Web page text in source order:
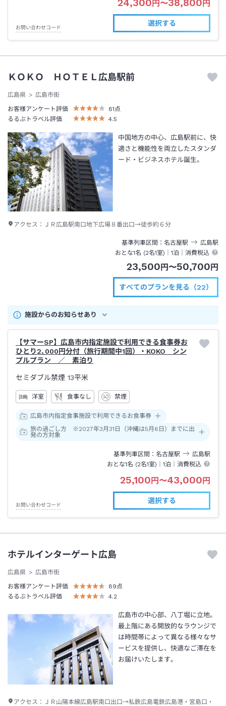
円 〜 円
お問い合わせコード
選択する
ＫＯＫＯ ＨＯＴＥＬ広島駅前
広島県
広島市街
お客様アンケート評価
81点
るるぶトラベル評価
4.5
中国地方の中心、広島駅前に、快
適さと機能性を両立したスタンダ
ード・ビジネスホテル誕生。
アクセス： ＪＲ広島駅南口地下広場８番出口→徒歩約６分
基準列車区間 名古屋駅 広島駅
おとな1名 (2名1室)｜1泊 ｜消費税込
23,500円〜50,700円
すべてのプランを見る（22）
施設からのお知らせあり
【サマーSP】広島市内指定施設で利用できる食事券お
ひとり2､000円分付（旅行期間中1回）・KOKO シン
プルプラン ／ 素泊り
セミダブル禁煙 13平米
洋室 食事なし 禁煙
広島市内指定食事施設で利用できるお食事券
旅の過ごし方 ※2027年3月31日（沖縄は5月6日）までに出
発の方対象
基準列車区間 名古屋駅 広島駅
おとな1名 (2名1室)｜1泊 ｜消費税込
25,100円〜43,000円
お問い合わせコード
選択する
ホテルインターゲート広島
広島県
広島市街
お客様アンケート評価
89点
るるぶトラベル評価
4.2
広島市の中心部、八丁堀に立地。
最上階にある開放的なラウンジで
は時間帯によって異なる様々なサ
ービスを提供し、快適なご滞在を
お届けいたします。
アクセス： ＪＲ山陽本線広島駅南口出口→私鉄広島電鉄広島港・宮島口・